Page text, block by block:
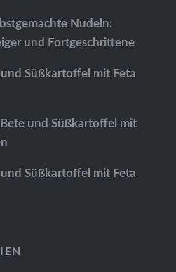
Nudeln:
und Fortgeschrittene
und Süßkartoffel mit Feta
Bete und Süßkartoffel mit
und Süßkartoffel mit Feta